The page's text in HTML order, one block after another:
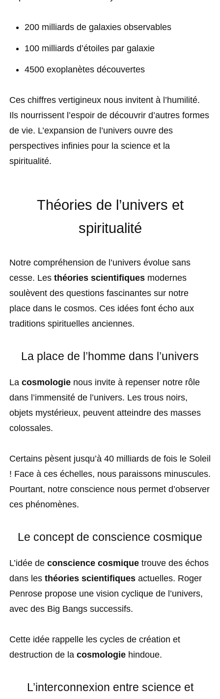
200 milliards de galaxies observables
100 milliards d’étoiles par galaxie
4500 exoplanètes découvertes
Ces chiffres vertigineux nous invitent à l’humilité.
Ils nourrissent l’espoir de découvrir d’autres formes
de vie. L’expansion de l’univers ouvre des
perspectives infinies pour la science et la
spiritualité.
Théories de l’univers et
spiritualité
Notre compréhension de l’univers évolue sans
cesse. Les théories scientifiques modernes
soulèvent des questions fascinantes sur notre
place dans le cosmos. Ces idées font écho aux
traditions spirituelles anciennes.
La place de l’homme dans l’univers
La cosmologie nous invite à repenser notre rôle
dans l’immensité de l’univers. Les trous noirs,
objets mystérieux, peuvent atteindre des masses
colossales.
Certains pèsent jusqu’à 40 milliards de fois le Soleil
! Face à ces échelles, nous paraissons minuscules.
Pourtant, notre conscience nous permet d’observer
ces phénomènes.
Le concept de conscience cosmique
L’idée de conscience cosmique trouve des échos
dans les théories scientifiques actuelles. Roger
Penrose propose une vision cyclique de l’univers,
avec des Big Bangs successifs.
Cette idée rappelle les cycles de création et
destruction de la cosmologie hindoue.
L’interconnexion entre science et